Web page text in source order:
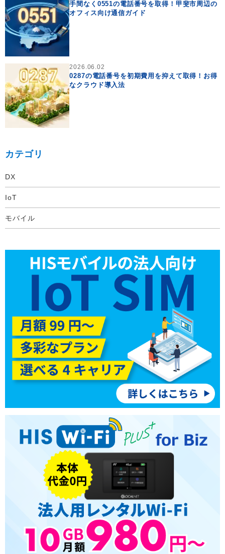
手間なく0551の電話番号を取得！甲斐市周辺の
オフィス向け通信ガイド
2026.06.02
0287の電話番号を初期費用を抑えて取得！お得
なクラウド導入法
カテゴリ
DX
IoT
モバイル